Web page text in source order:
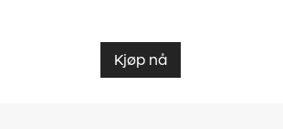
Kjøp nå